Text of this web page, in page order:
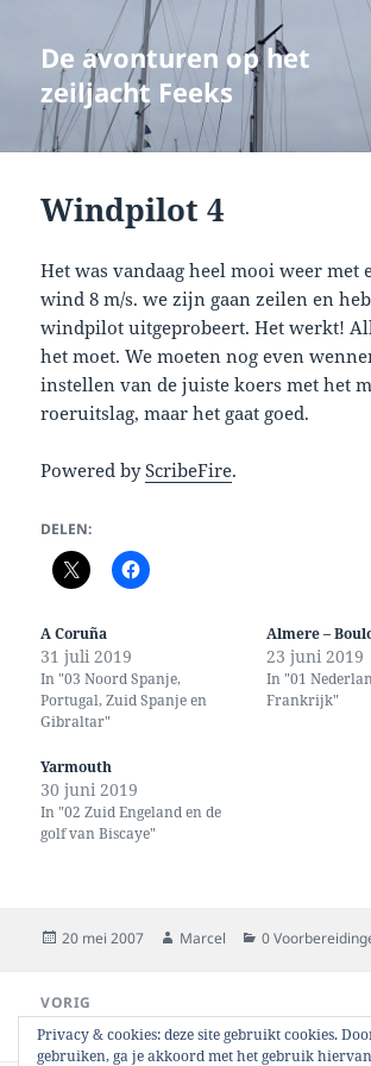
De avonturen op het
zeiljacht Feeks
Windpilot 4
Het was vandaag heel mooi weer met
wind 8 m/s. we zijn gaan zeilen en
windpilot uitgeprobeert. Het werkt!
het moet. We moeten nog even
instellen van de juiste koers met het
roeruitslag, maar het gaat goed.
Powered byScribeFire.
DELEN:
A Coruña
31 juli 2019
In "03 Noord Spanje,
Portugal, Zuid Spanje en
Gibraltar"
Almere –
23 juni 2019
In "01
Frankrijk"
Yarmouth
30 juni 2019
In "02 Zuid Engeland en de
golf van Biscaye"
Geplaatst
20 mei 2007 Auteur
Marcel Categorieën
0
navigatie
VORIG
Vorig
bericht:
SSB Radio
Privacy & cookies: deze site gebruikt cookies.
gebruiken, ga je akkoord met het gebruik